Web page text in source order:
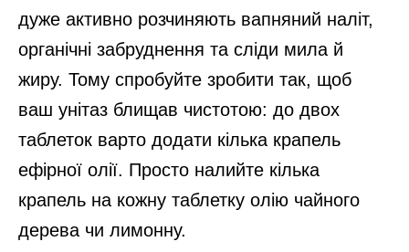
дуже активно розчиняють вапняний наліт,
органічні забруднення та сліди мила й
жиру. Тому спробуйте зробити так, щоб
ваш унітаз блищав чистотою: до двох
таблеток варто додати кілька крапель
ефірної олії. Просто налийте кілька
крапель на кожну таблетку олію чайного
дерева чи лимонну.